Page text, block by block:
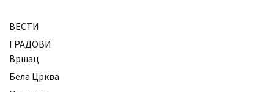
ВЕСТИ
ГРАДОВИ
Вршац
Бела Црква